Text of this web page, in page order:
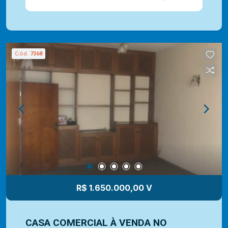
garagem e área de serviço coberta. O imóvel
proporcionando total segurança. O Anhangabaú é
um bairro tradicional de Jundiaí, que combina
excelente infraestrutura, acesso fácil às
principais vias, comércio diversificado, escolas,
Somos uma imobiliária com mais de 40 anos de
mercado e com uma vasta experiência na
administração de imóveis para venda ou locação.
residenciais, comerciais e lançamentos e equipe
Mediterrâneo Imóveis é especializada e recebe
treinamento exclusivo para melhor te atender.
Ligue e solicite seu atendimento!
Cód. 7368
R$ 1.650.000,00 V
CASA COMERCIAL À VENDA NO